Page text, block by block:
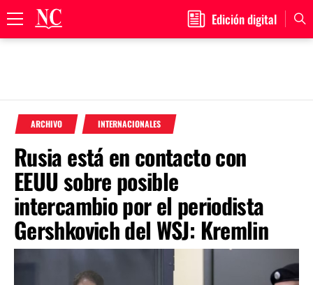
content
Edición digital
ARCHIVO INTERNACIONALES
Rusia está en contacto con
EEUU sobre posible
intercambio por el periodista
Gershkovich del WSJ: Kremlin